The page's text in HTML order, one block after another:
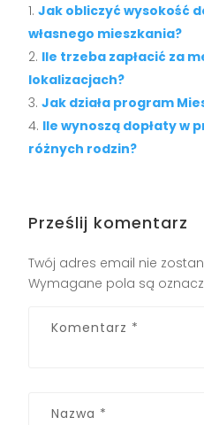
Jak obliczyć wysokość
własnego mieszkania?
Ile trzeba zapłacić za
lokalizacjach?
Jak działa program
Ile wynoszą dopłaty w
różnych rodzin?
Prześlij komentarz
Twój adres email nie
Wymagane pola są